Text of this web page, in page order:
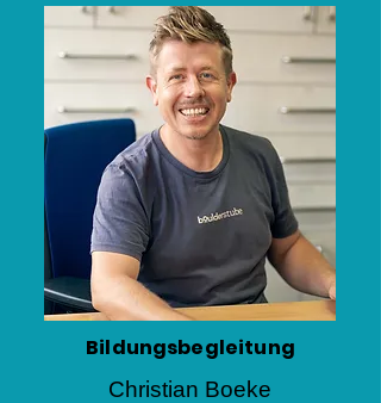
Bildungsbegleitung
Christian Boeke